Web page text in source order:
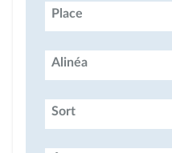
Place
Alinéa
Sort